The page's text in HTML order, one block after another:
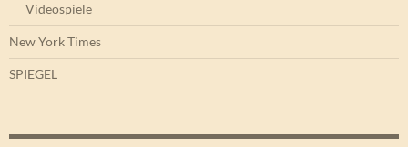
Videospiele
New York Times
SPIEGEL